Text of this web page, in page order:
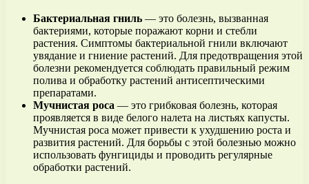
Бактериальная гниль — это болезнь, вызванная
бактериями, которые поражают корни и стебли
растения. Симптомы бактериальной гнили включают
увядание и гниение растений. Для предотвращения этой
болезни рекомендуется соблюдать правильный режим
полива и обработку растений антисептическими
препаратами.
Мучнистая роса — это грибковая болезнь, которая
проявляется в виде белого налета на листьях капусты.
Мучнистая роса может привести к ухудшению роста и
развития растений. Для борьбы с этой болезнью можно
использовать фунгициды и проводить регулярные
обработки растений.